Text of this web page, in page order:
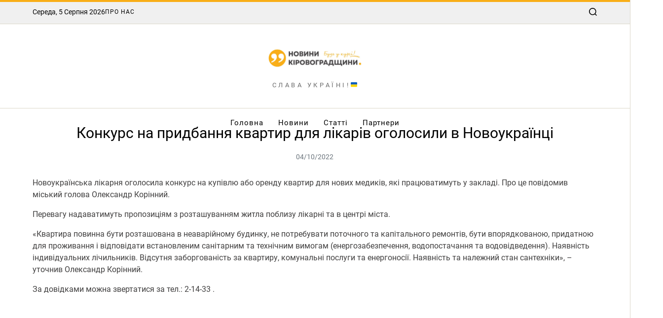
Середа, 5 Серпня 2026ПРО НАС
СЛАВА УКРАЇНІ!
Головна Новини Статті Партнери
Конкурс на придбання квартир для лікарів оголосили в Новоукраїнці
04/10/2022
Новоукраїнська лікарня оголосила конкурс на купівлю або оренду квартир для нових медиків, які працюватимуть у закладі. Про це повідомив
міський голова Олександр Корінний.
Перевагу надаватимуть пропозиціям з розташуванням житла поблизу лікарні та в центрі міста.
«Квартира повинна бути розташована в неаварійному будинку, не потребувати поточного та капітального ремонтів, бути впорядкованою, придатною
для проживання і відповідати встановленим санітарним та технічним вимогам (енергозабезпечення, водопостачання та водовідведення). Наявність
індивідуальних лічильників. Відсутня заборгованість за квартиру, комунальні послуги та енергоносії. Наявність та належний стан сантехніки», –
уточнив Олександр Корінний.
За довідками можна звертатися за тел.: 2-14-33 .